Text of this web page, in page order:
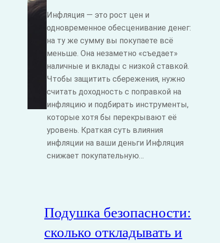
Инфляция — это рост цен и
одновременное обесценивание денег:
на ту же сумму вы покупаете всё
меньше. Она незаметно «съедает»
наличные и вклады с низкой ставкой.
Чтобы защитить сбережения, нужно
считать доходность с поправкой на
инфляцию и подбирать инструменты,
которые хотя бы перекрывают её
уровень. Краткая суть влияния
инфляции на ваши деньги Инфляция
снижает покупательную…
Подушка безопасности:
сколько откладывать и